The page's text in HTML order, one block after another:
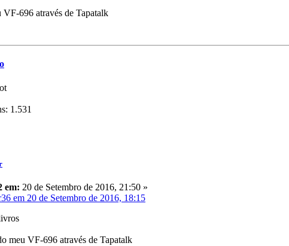
696 através de Tapatalk
1.531
em: 20 de Setembro de 2016, 21:50 »
em 20 de Setembro de 2016, 18:15
meu VF-696 através de Tapatalk